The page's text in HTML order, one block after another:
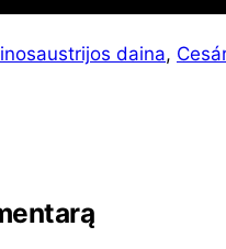
austrijos daina,